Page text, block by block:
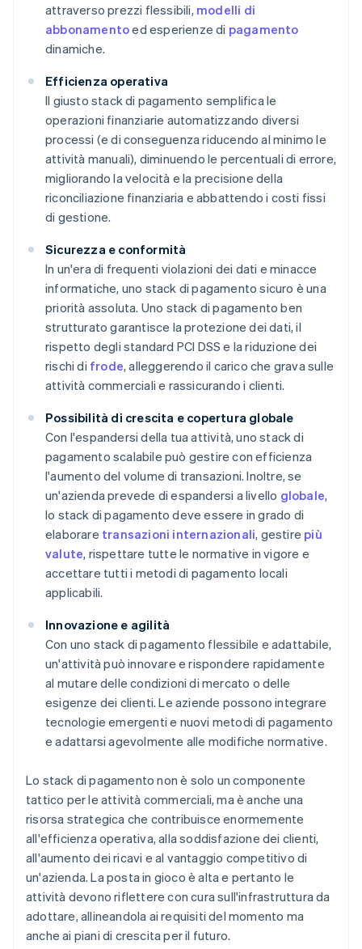
attraverso prezzi flessibili, modelli di
abbonamentoed esperienze di pagamento
dinamiche.
Efficienza operativa
Il giusto stack di pagamento semplifica le
operazioni finanziarie automatizzando diversi
processi (e di conseguenza riducendo al minimo le
attività manuali), diminuendo le percentuali di errore,
migliorando la velocità e la precisione della
riconciliazione finanziaria e abbattendo i costi fissi
di gestione.
Sicurezza e conformità
In un'era di frequenti violazioni dei dati e minacce
informatiche, uno stack di pagamento sicuro è una
priorità assoluta. Uno stack di pagamento ben
strutturato garantisce la protezione dei dati, il
rispetto degli standard PCI DSS e la riduzione dei
rischi di frode, alleggerendo il carico che grava sulle
attività commerciali e rassicurando i clienti.
Possibilità di crescita e copertura globale
Con l'espandersi della tua attività, uno stack di
pagamento scalabile può gestire con efficienza
l'aumento del volume di transazioni. Inoltre, se
un'azienda prevede di espandersi a livello globale,
lo stack di pagamento deve essere in grado di
elaborare transazioni internazionali, gestire più
valute, rispettare tutte le normative in vigore e
accettare tutti i metodi di pagamento locali
applicabili.
Innovazione e agilità
Con uno stack di pagamento flessibile e adattabile,
un'attività può innovare e rispondere rapidamente
al mutare delle condizioni di mercato o delle
esigenze dei clienti. Le aziende possono integrare
tecnologie emergenti e nuovi metodi di pagamento
e adattarsi agevolmente alle modifiche normative.
Lo stack di pagamento non è solo un componente
tattico per le attività commerciali, ma è anche una
risorsa strategica che contribuisce enormemente
all'efficienza operativa, alla soddisfazione dei clienti,
all'aumento dei ricavi e al vantaggio competitivo di
un'azienda. La posta in gioco è alta e pertanto le
attività devono riflettere con cura sull'infrastruttura da
adottare, allineandola ai requisiti del momento ma
anche ai piani di crescita per il futuro.